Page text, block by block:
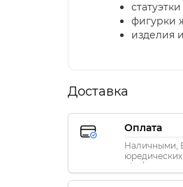
фигурки
изделия
Доставка
Оплата
Наличными,
Visa/